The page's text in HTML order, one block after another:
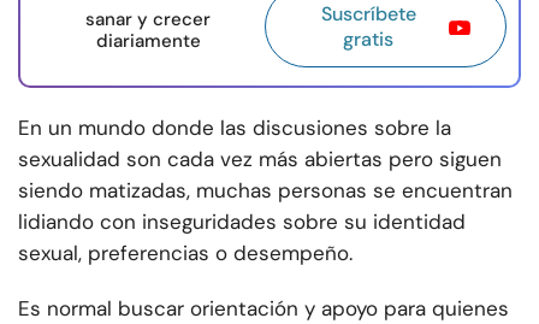
sanar y crecer
diariamente
Suscríbete
gratis
En un mundo donde las discusiones sobre la
sexualidad son cada vez más abiertas pero siguen
siendo matizadas, muchas personas se encuentran
lidiando con inseguridades sobre su identidad
sexual, preferencias o desempeño.
Es normal buscar orientación y apoyo para quienes